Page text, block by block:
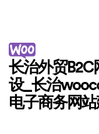
长治外贸
设_长治
电子商务网